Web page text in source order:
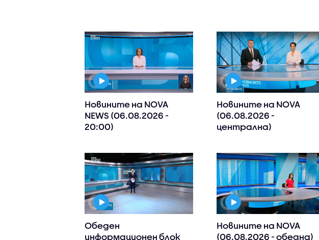
Новините на NOVA
NEWS (06.08.2026 -
20:00)
Новините на NOVA
(06.08.2026 -
централна)
Обеден
информационен блок
Новините на NOVA
(06.08.2026 - обедна)